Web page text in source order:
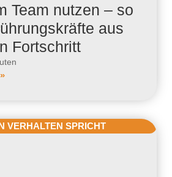
Team nutzen – so
aus
Fortschritt
VERHALTEN SPRICHT